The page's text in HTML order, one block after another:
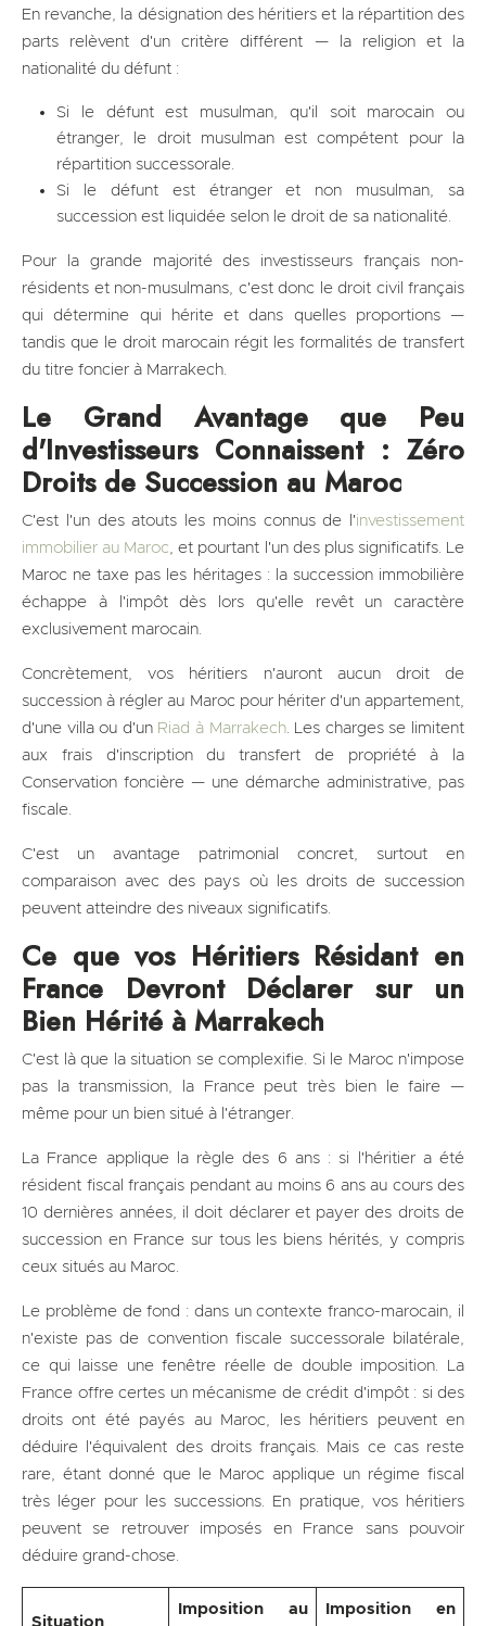
En revanche, la désignation des héritiers et la répartition des
parts relèvent d'un critère différent — la religion et la
nationalité du défunt :
Si le défunt est musulman, qu'il soit marocain ou
étranger, le droit musulman est compétent pour la
répartition successorale.
Si le défunt est étranger et non musulman, sa
succession est liquidée selon le droit de sa nationalité.
Pour la grande majorité des investisseurs français non-
résidents et non-musulmans, c'est donc le droit civil français
qui détermine qui hérite et dans quelles proportions —
tandis que le droit marocain régit les formalités de transfert
du titre foncier à Marrakech.
Le Grand Avantage que Peu
d'Investisseurs Connaissent : Zéro
Droits de Succession au Maroc
C'est l'un des atouts les moins connus de l'investissement
immobilier au Maroc, et pourtant l'un des plus significatifs. Le
Maroc ne taxe pas les héritages : la succession immobilière
échappe à l'impôt dès lors qu'elle revêt un caractère
exclusivement marocain.
Concrètement, vos héritiers n'auront aucun droit de
succession à régler au Maroc pour hériter d'un appartement,
d'une villa ou d'un Riad à Marrakech. Les charges se limitent
aux frais d'inscription du transfert de propriété à la
Conservation foncière — une démarche administrative, pas
fiscale.
C'est un avantage patrimonial concret, surtout en
comparaison avec des pays où les droits de succession
peuvent atteindre des niveaux significatifs.
Ce que vos Héritiers Résidant en
France Devront Déclarer sur un
Bien Hérité à Marrakech
C'est là que la situation se complexifie. Si le Maroc n'impose
pas la transmission, la France peut très bien le faire —
même pour un bien situé à l'étranger.
La France applique la règle des 6 ans : si l'héritier a été
résident fiscal français pendant au moins 6 ans au cours des
10 dernières années, il doit déclarer et payer des droits de
succession en France sur tous les biens hérités, y compris
ceux situés au Maroc.
Le problème de fond : dans un contexte franco-marocain, il
n'existe pas de convention fiscale successorale bilatérale,
ce qui laisse une fenêtre réelle de double imposition. La
France offre certes un mécanisme de crédit d'impôt : si des
droits ont été payés au Maroc, les héritiers peuvent en
déduire l'équivalent des droits français. Mais ce cas reste
rare, étant donné que le Maroc applique un régime fiscal
très léger pour les successions. En pratique, vos héritiers
peuvent se retrouver imposés en France sans pouvoir
déduire grand-chose.
Situation
Imposition au Imposition en